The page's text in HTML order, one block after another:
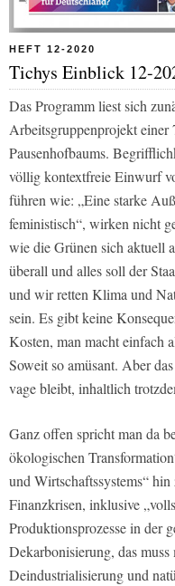
HEFT 12-2020
Tichys Einblick 12-
Das Programm liest sich
Arbeitsgruppenprojekt einer
Pausenhofbaums.
völlig kontextfreie Einwurf
führen wie: „Eine starke
feministisch“, wirken nicht
wie die Grünen sich aktuell
überall und alles soll der
und wir retten Klima und
sein. Es gibt keine
Kosten, man macht einfach
Soweit so amüsant. Aber
vage bleibt, inhaltlich
Ganz offen spricht man da
ökologischen
und Wirtschaftssystems“
Finanzkrisen, inklusive
Produktionsprozesse in der
Dekarbonisierung, das
Deindustrialisierung und